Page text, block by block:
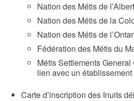
Nation des Métis de
Nation des Métis de la
Nation des Métis de
Fédération des Métis du
Métis Settlements
lien avec un établissement
Carte d’inscription des Inuits